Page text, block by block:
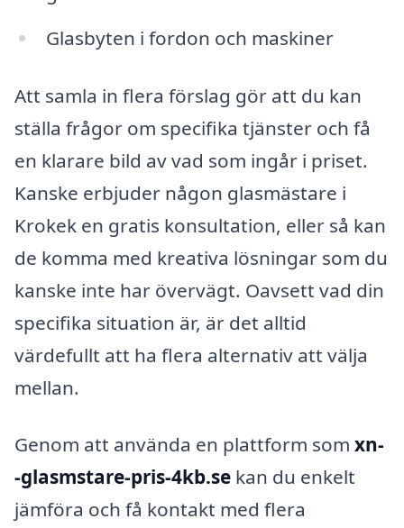
Glasbyten i fordon och maskiner
Att samla in flera förslag gör att du kan
ställa frågor om specifika tjänster och få
en klarare bild av vad som ingår i priset.
Kanske erbjuder någon glasmästare i
Krokek en gratis konsultation, eller så kan
de komma med kreativa lösningar som du
kanske inte har övervägt. Oavsett vad din
specifika situation är, är det alltid
värdefullt att ha flera alternativ att välja
mellan.
Genom att använda en plattform som xn-
-glasmstare-pris-4kb.se kan du enkelt
jämföra och få kontakt med flera